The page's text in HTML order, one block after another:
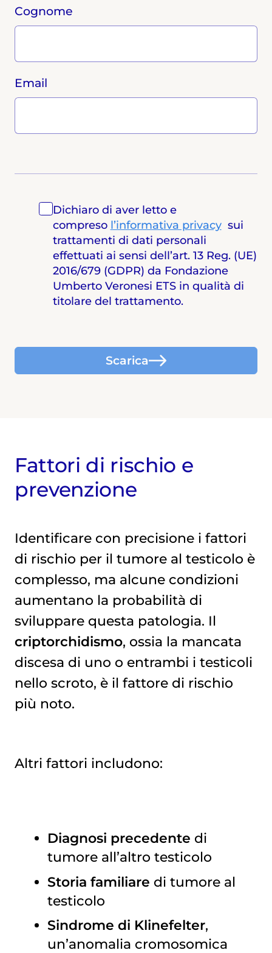
Cognome
Email
Dichiaro di aver letto e
compreso l’informativa privacysui
trattamenti di dati personali
effettuati ai sensi dell’art. 13 Reg. (UE)
2016/679 (GDPR) da Fondazione
Umberto Veronesi ETS in qualità di
titolare del trattamento.
Scarica
Fattori di rischio e
prevenzione
Identificare con precisione i fattori
di rischio per il tumore al testicolo è
complesso, ma alcune condizioni
aumentano la probabilità di
sviluppare questa patologia. Il
criptorchidismo, ossia la mancata
discesa di uno o entrambi i testicoli
nello scroto, è il fattore di rischio
più noto.
Altri fattori includono:
Diagnosi precedente di
tumore all’altro testicolo
Storia familiare di tumore al
testicolo
Sindrome di Klinefelter,
un’anomalia cromosomica